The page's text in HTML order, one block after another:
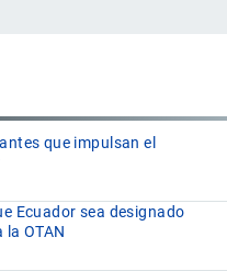
que impulsan el
Ecuador sea designado
OTAN